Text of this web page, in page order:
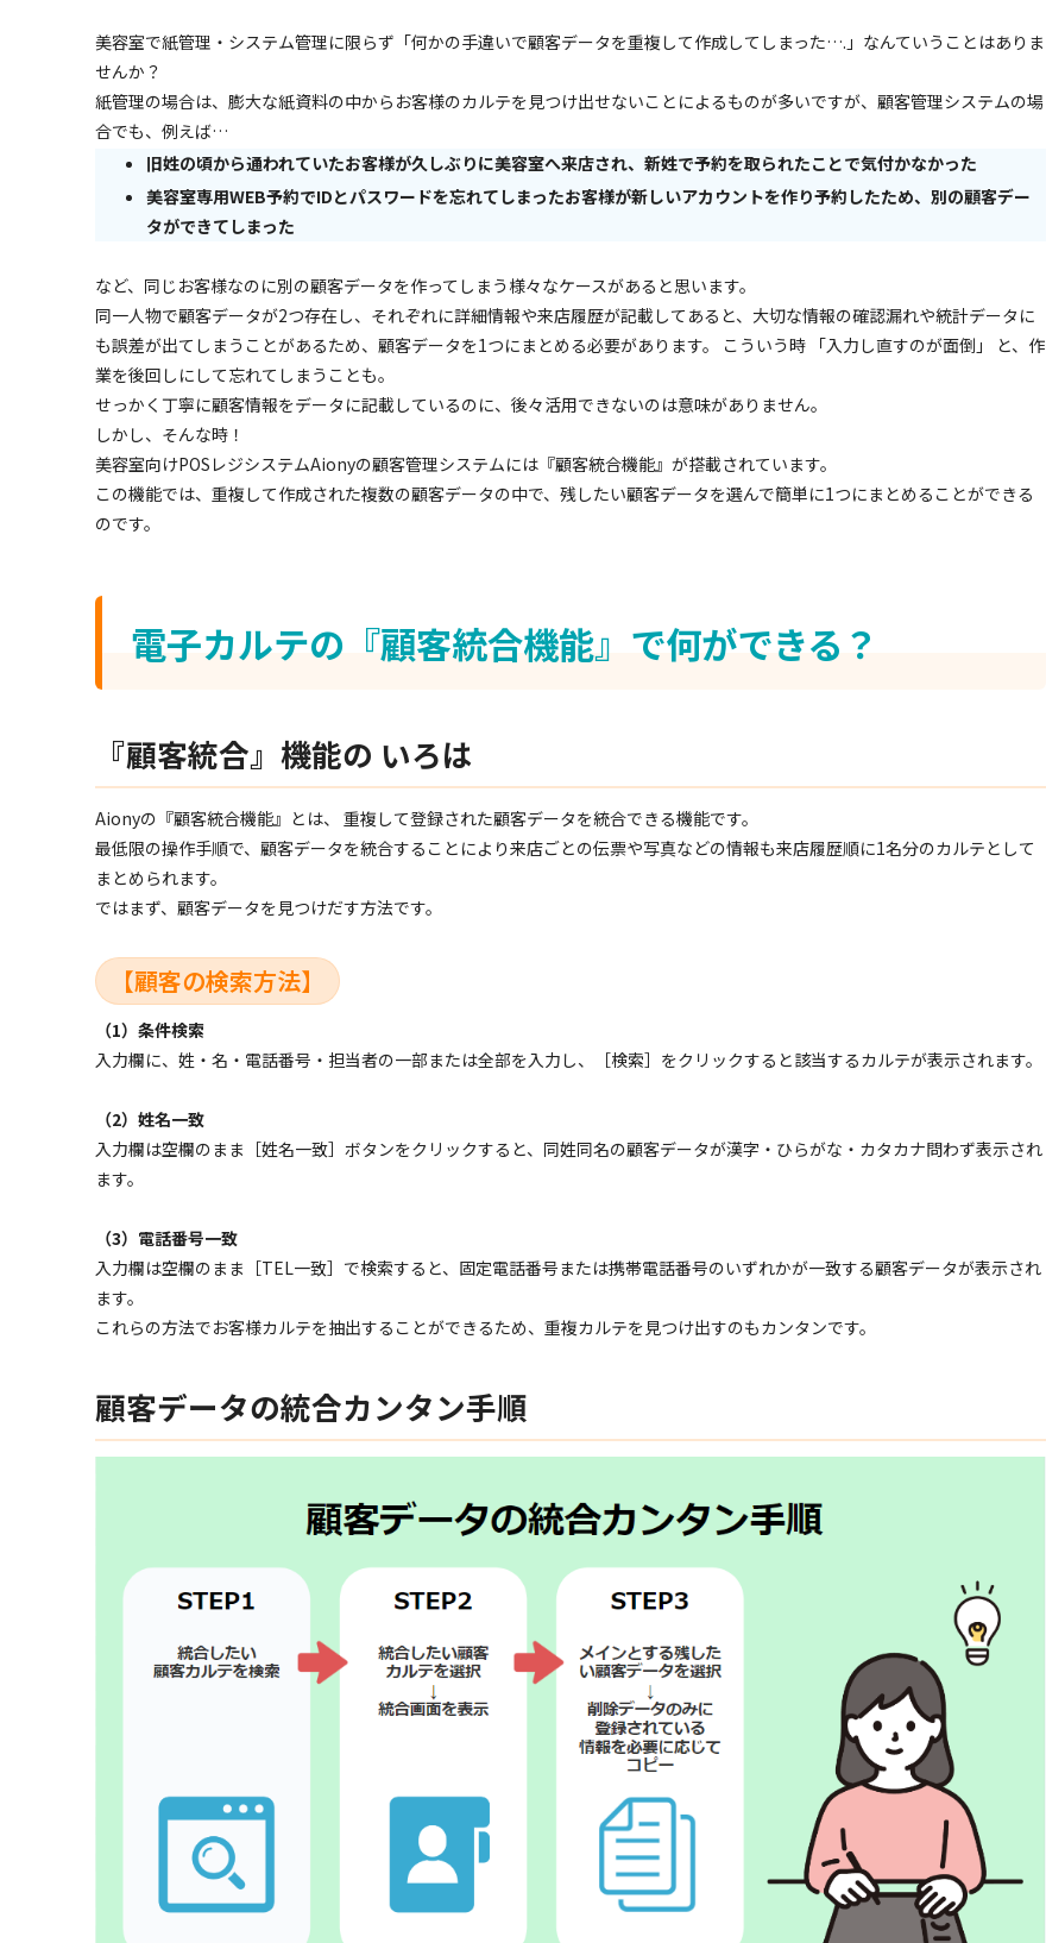
美容室で紙管理・システム管理に限らず「何かの手違いで顧客データを重複して作成してしまった….」なんていうことはありま
せんか？
紙管理の場合は、膨大な紙資料の中からお客様のカルテを見つけ出せないことによるものが多いですが、顧客管理システムの場
合でも、例えば…
旧姓の頃から通われていたお客様が久しぶりに美容室へ来店され、新姓で予約を取られたことで気付かなかった
美容室専用WEB予約でIDとパスワードを忘れてしまったお客様が新しいアカウントを作り予約したため、別の顧客デー
タができてしまった
など、同じお客様なのに別の顧客データを作ってしまう様々なケースがあると思います。
同一人物で顧客データが2つ存在し、それぞれに詳細情報や来店履歴が記載してあると、大切な情報の確認漏れや統計データに
も誤差が出てしまうことがあるため、顧客データを1つにまとめる必要があります。 こういう時 「入力し直すのが面倒」 と、作
業を後回しにして忘れてしまうことも。
せっかく丁寧に顧客情報をデータに記載しているのに、後々活用できないのは意味がありません。
しかし、そんな時！
美容室向けPOSレジシステムAionyの顧客管理システムには『顧客統合機能』が搭載されています。
この機能では、重複して作成された複数の顧客データの中で、残したい顧客データを選んで簡単に1つにまとめることができる
のです。
電子カルテの『顧客統合機能』で何ができる？
『顧客統合』機能の いろは
Aionyの『顧客統合機能』とは、 重複して登録された顧客データを統合できる機能です。
最低限の操作手順で、顧客データを統合することにより来店ごとの伝票や写真などの情報も来店履歴順に1名分のカルテとして
まとめられます。
ではまず、顧客データを見つけだす方法です。
【顧客の検索方法】
（1）条件検索
入力欄に、姓・名・電話番号・担当者の一部または全部を入力し、［検索］をクリックすると該当するカルテが表示されます。
（2）姓名一致
入力欄は空欄のまま［姓名一致］ボタンをクリックすると、同姓同名の顧客データが漢字・ひらがな・カタカナ問わず表示され
ます。
（3）電話番号一致
入力欄は空欄のまま［TEL一致］で検索すると、固定電話番号または携帯電話番号のいずれかが一致する顧客データが表示され
ます。
これらの方法でお客様カルテを抽出することができるため、重複カルテを見つけ出すのもカンタンです。
顧客データの統合カンタン手順